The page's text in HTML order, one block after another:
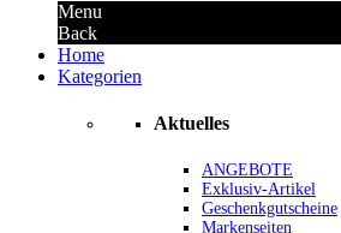
Menu
Back
Home
Kategorien
Aktuelles
ANGEBOTE
Exklusiv-Artikel
Geschenkgutscheine
Markenseiten